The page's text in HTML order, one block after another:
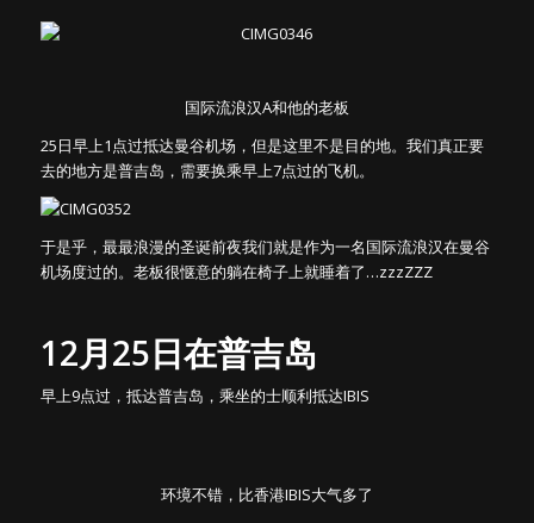
国际流浪汉A和他的老板
25日早上1点过抵达曼谷机场，但是这里不是目的地。我们真正要
去的地方是普吉岛，需要换乘早上7点过的飞机。
于是乎，最最浪漫的圣诞前夜我们就是作为一名国际流浪汉在曼谷
机场度过的。老板很惬意的躺在椅子上就睡着了…zzzZZZ
12月25日在普吉岛
早上9点过，抵达普吉岛，乘坐的士顺利抵达IBIS
环境不错，比香港IBIS大气多了